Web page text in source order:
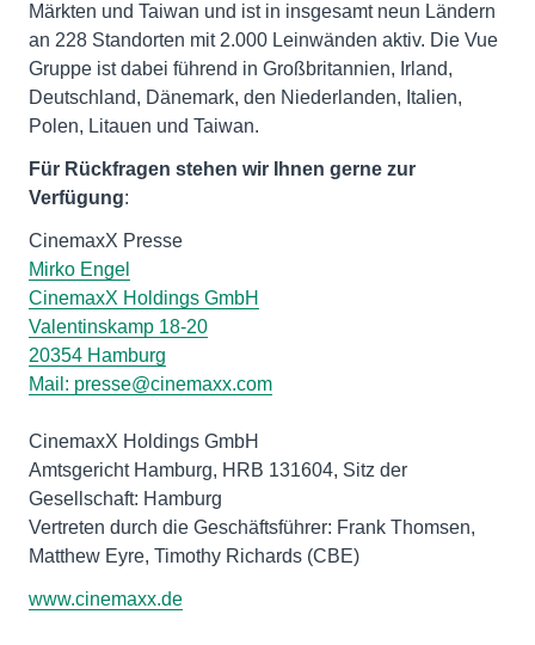
Märkten und Taiwan und ist in insgesamt neun Ländern
an 228 Standorten mit 2.000 Leinwänden aktiv. Die Vue
Gruppe ist dabei führend in Großbritannien, Irland,
Deutschland, Dänemark, den Niederlanden, Italien,
Polen, Litauen und Taiwan.
Für Rückfragen stehen wir Ihnen gerne zur
Verfügung:
Mirko Engel
CinemaxX Holdings GmbH
Valentinskamp 18-20
20354 Hamburg
Mail: presse@cinemaxx.com
CinemaxX Holdings GmbH
Amtsgericht Hamburg, HRB 131604, Sitz der
Gesellschaft: Hamburg
Vertreten durch die Geschäftsführer: Frank Thomsen,
Matthew Eyre, Timothy Richards (CBE)
www.cinemaxx.de